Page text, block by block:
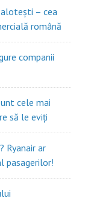
– cea
română
companii
cele mai
să le eviți
Ryanair ar
pasagerilor!